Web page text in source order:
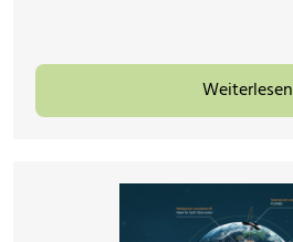
Weiterlesen